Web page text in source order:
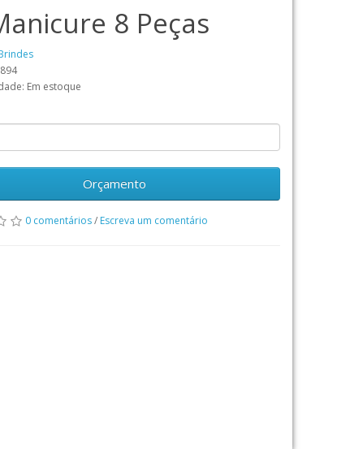
8 Peças
Em estoque
Orçamento
0 comentários/ Escreva um comentário